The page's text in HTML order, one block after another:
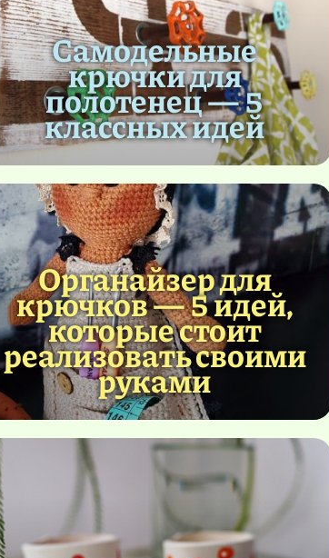
Самодельные
крючки для
полотенец — 5
классных идей
Органайзер для
крючков — 5 идей,
которые стоит
реализовать своими
руками